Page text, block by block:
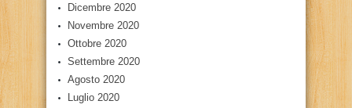
Dicembre 2020
Novembre 2020
Ottobre 2020
Settembre 2020
Agosto 2020
Luglio 2020